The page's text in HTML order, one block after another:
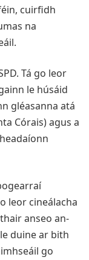
cuirfidh
na
Tá go leor
le húsáid
gléasanna atá
Córais) agus a
leor cineálacha
anseo an-
duine ar bith
go